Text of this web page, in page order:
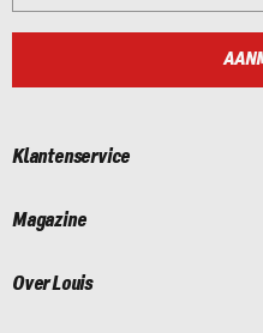
Klantenservice
Magazine
Over Louis